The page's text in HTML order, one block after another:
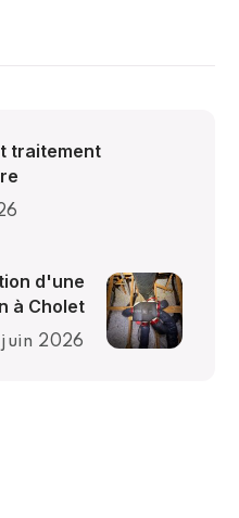
traitement
d'une
à Cholet
juin 2026